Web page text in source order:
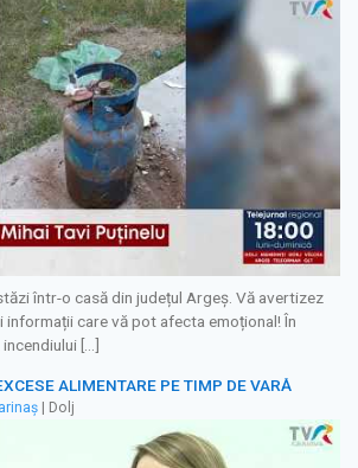
într-o casă din județul Argeș. Vă avertizez
informații care vă pot afecta emoțional! În
[…]
ALIMENTARE PE TIMP DE VARĂ
| Dolj